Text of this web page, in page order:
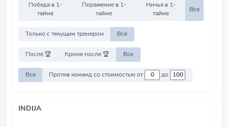
Победа в 1-
тайме
Поражение в 1-
тайме
Ничья в 1-
тайме
Все
Только с текущим тренером Все
После 🏆 Кроме после 🏆 Все
Все Против команд со стоимостью от до
INDIJA